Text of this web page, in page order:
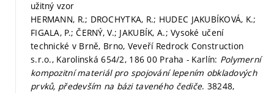
užitný vzor
HERMANN, R.; DROCHYTKA, R.; HUDEC JAKUBÍKOVÁ, K.;
FIGALA, P.; ČERNÝ, V.; JAKUBÍK, A.; Vysoké učení
technické v Brně, Brno, Veveří Redrock Construction
s.r.o., Karolinská 654/2, 186 00 Praha - Karlín: Polymerní
kompozitní materiál pro spojování lepením obkladových
prvků, především na bázi taveného čediče. 38248,